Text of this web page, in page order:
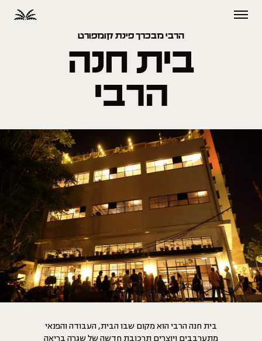
הרבי מבכרך פינת קומפורט
בית חנה
הרבי
בית חנה הרבי הוא מקום שבו הבית, העבודה והפנאי
מתערבבים ויוצרים תרכובת חדשה של שגרה בריאה